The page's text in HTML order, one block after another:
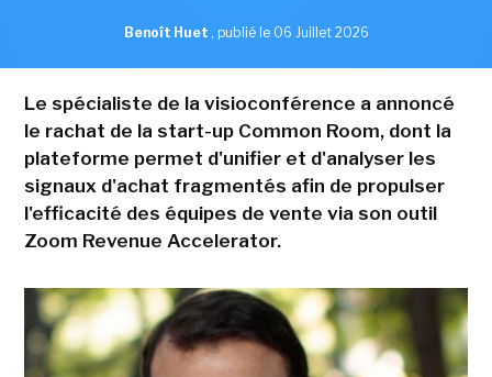
Benoît Huet , publié le 06 Juillet 2026
Le spécialiste de la visioconférence a annoncé
le rachat de la start-up Common Room, dont la
plateforme permet d'unifier et d'analyser les
signaux d'achat fragmentés afin de propulser
l'efficacité des équipes de vente via son outil
Zoom Revenue Accelerator.